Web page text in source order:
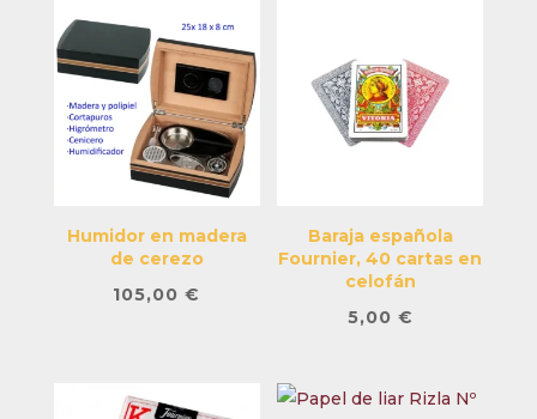
Humidor en madera
de cerezo
105,00€
Baraja española
Fournier, 40 cartas en
celofán
5,00 €